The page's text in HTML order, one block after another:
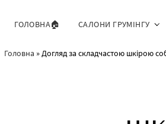
ГОЛОВНА🏠
САЛОНИ ГРУМІНГУ
Головна »Догляд за складчастою шкірою